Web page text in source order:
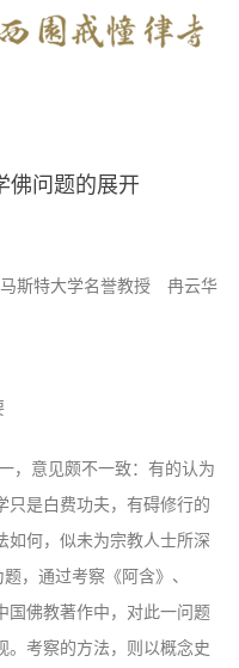
佛问题的展开
斯特大学名誉教授 冉云华
，意见颇不一致：有的认为
只是白费功夫，有碍修行的
如何，似未为宗教人士所深
，通过考察《阿含》、
国佛教著作中，对此一问题
。考察的方法，则以概念史